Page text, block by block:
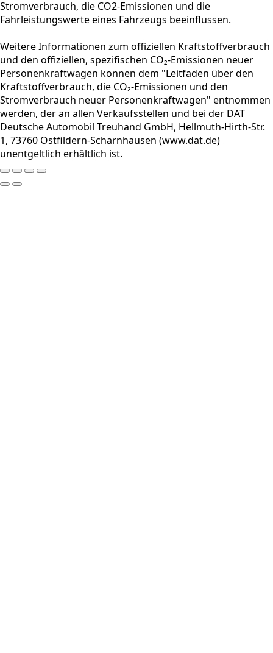
Stromverbrauch, die CO2-Emissionen und die
Fahrleistungswerte eines Fahrzeugs beeinflussen.
Weitere Informationen zum offiziellen Kraftstoffverbrauch
und den offiziellen, spezifischen CO₂-Emissionen neuer
Personenkraftwagen können dem "Leitfaden über den
Kraftstoffverbrauch, die CO₂-Emissionen und den
Stromverbrauch neuer Personenkraftwagen" entnommen
werden, der an allen Verkaufsstellen und bei der DAT
Deutsche Automobil Treuhand GmbH, Hellmuth-Hirth-Str.
1, 73760 Ostfildern-Scharnhausen (www.dat.de)
unentgeltlich erhältlich ist.